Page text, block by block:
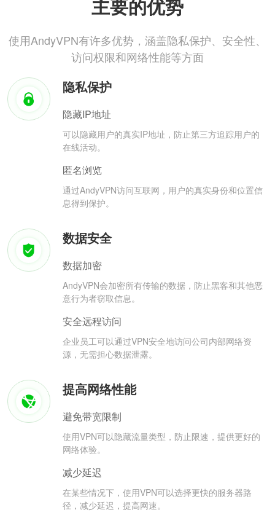
主要的优势
使用AndyVPN有许多优势，涵盖隐私保护、安全性、
访问权限和网络性能等方面
隐私保护
隐藏IP地址
可以隐藏用户的真实IP地址，防止第三方追踪用户的
在线活动。
匿名浏览
通过AndyVPN访问互联网，用户的真实身份和位置信
息得到保护。
数据安全
数据加密
AndyVPN会加密所有传输的数据，防止黑客和其他恶
意行为者窃取信息。
安全远程访问
企业员工可以通过VPN安全地访问公司内部网络资
源，无需担心数据泄露。
提高网络性能
避免带宽限制
使用VPN可以隐藏流量类型，防止限速，提供更好的
网络体验。
减少延迟
在某些情况下，使用VPN可以选择更快的服务器路
径，减少延迟，提高网速。